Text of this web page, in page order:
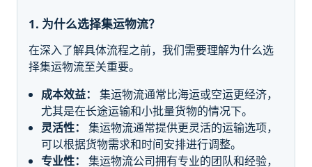
1. 为什么选择集运物流？
在深入了解具体流程之前，我们需要理解为什么选
择集运物流至关重要。
成本效益：
集运物流通常比海运或空运更经济，
尤其是在长途运输和小批量货物的情况下。
灵活性：
集运物流通常提供更灵活的运输选项，
可以根据货物需求和时间安排进行调整。
专业性：
集运物流公司拥有专业的团队和经验，